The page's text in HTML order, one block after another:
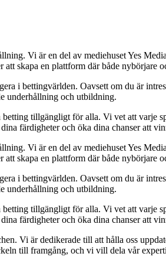
Vi är en del av mediehuset Yes
skapa en plattform där både nybörjare
i bettingvärlden. Oavsett om du är
underhållning och utbildning.
tillgängligt för alla. Vi vet att varje
färdigheter och öka dina chanser att
Vi är en del av mediehuset Yes
skapa en plattform där både nybörjare
i bettingvärlden. Oavsett om du är
underhållning och utbildning.
tillgängligt för alla. Vi vet att varje
färdigheter och öka dina chanser att
Vi är dedikerade till att hålla oss
till framgång, och vi vill dela vår